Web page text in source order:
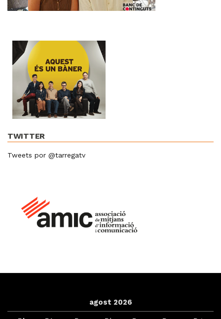
TWITTER
Tweets por @tarregatv
agost 2026